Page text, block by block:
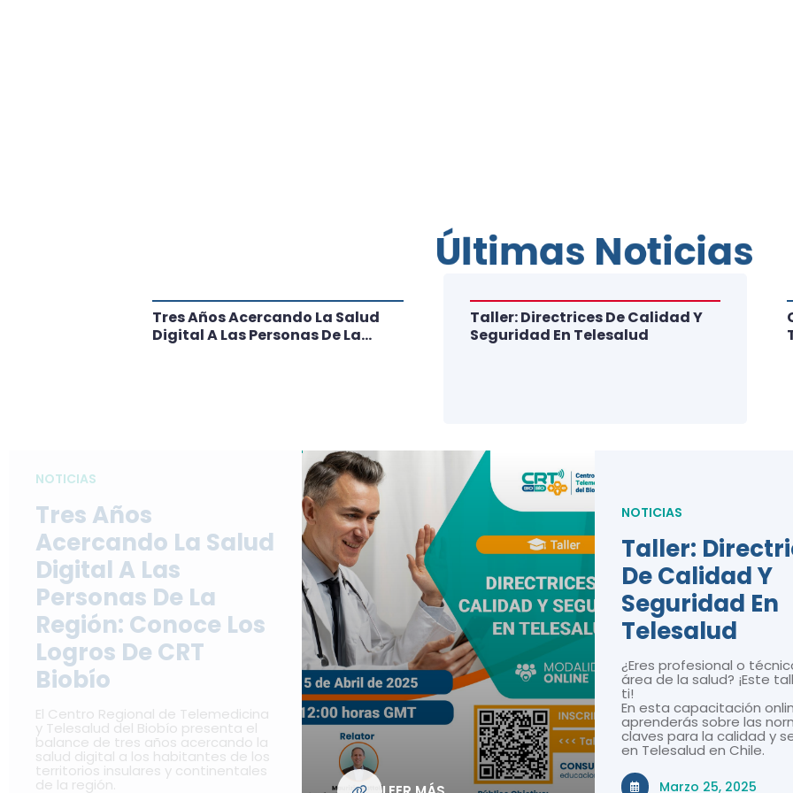
NOTICIAS
Tres Años
Acercando La Salud
Digital A Las
Personas De La
Región: Conoce Los
Logros De CRT
Biobío
El Centro Regional de Telemedicina
y Telesalud del Biobío presenta el
balance de tres años acercando la
salud digital a los habitantes de los
territorios insulares y continentales
de la región.
NOTICIAS
Taller:
De Calidad Y
Seguridad En
Telesalud
¿Eres profesional o
área de la salud? ¡Este
ti!
En esta capacitación
aprenderás sobre las
claves para la calidad y
en Telesalud en Chile.
Marzo 25, 2025
Tres Años Acercando La Salud
Digital A Las Personas De La
Taller: Directrices De Calidad Y
Seguridad En Telesalud
Últimas Noticias